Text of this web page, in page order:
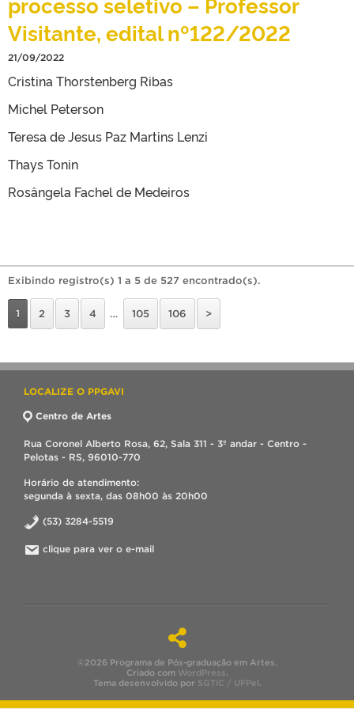
Visitante, edital nº122/2022
21/09/2022
Cristina Thorstenberg Ribas
Michel Peterson
Teresa de Jesus Paz Martins Lenzi
Thays Tonin
Rosângela Fachel de Medeiros
Exibindo registro(s) 1 a 5 de 527 encontrado(s).
1 2 3 4 … 105 106 >
LOCALIZE O PPGAVI
Centro de Artes
Rua Coronel Alberto Rosa, 62, Sala 311 - 3º andar - Centro -
Pelotas - RS, 96010-770
Horário de atendimento:
segunda à sexta, das 08h00 às 20h00
(53) 3284-5519
clique para ver o e-mail
©2026 Programa de Pós-graduação em Artes.
Criado com WordPress.
Tema desenvolvido por SGTIC / UFPel .